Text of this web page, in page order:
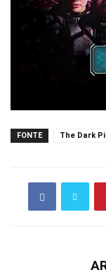
FONTE The Dark